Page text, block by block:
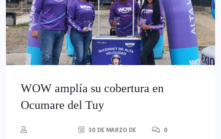
WOW amplía su cobertura en
Ocumare del Tuy
30 DE MARZO DE
0